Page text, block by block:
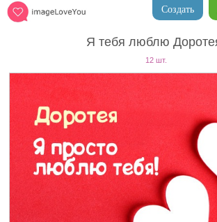
Создать
Я тебя люблю
12 шт.